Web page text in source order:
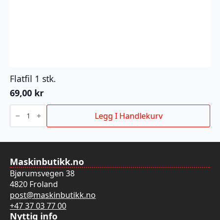
Flatfil 1 stk.
69,00 kr
Flatfil
antall
Legg I Handlekurv
Maskinbutikk.no
Bjørumsvegen 38
4820 Froland
post@maskinbutikk.no
+47 37 03 77 00
Nyttig info